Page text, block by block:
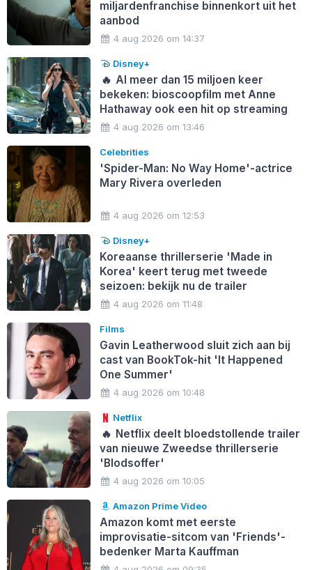
miljardenfranchise binnenkort uit het
aanbod
4 aug 2026 om 14:37
Disney+
🔥 Al meer dan 15 miljoen keer
bekeken: bioscoopfilm met Anne
Hathaway ook een hit op streaming
4 aug 2026 om 13:46
Celebrities
'Spider-Man: No Way Home'-actrice
Mary Rivera overleden
4 aug 2026 om 12:53
Disney+
Koreaanse thrillerserie 'Made in
Korea' keert terug met tweede
seizoen: bekijk nu de trailer
4 aug 2026 om 11:48
Films
Gavin Leatherwood sluit zich aan bij
cast van BookTok-hit 'It Happened
One Summer'
4 aug 2026 om 10:48
Netflix
🔥 Netflix deelt bloedstollende trailer
van nieuwe Zweedse thrillerserie
'Blodsoffer'
4 aug 2026 om 10:05
Amazon Prime Video
Amazon komt met eerste
improvisatie-sitcom van 'Friends'-
bedenker Marta Kauffman